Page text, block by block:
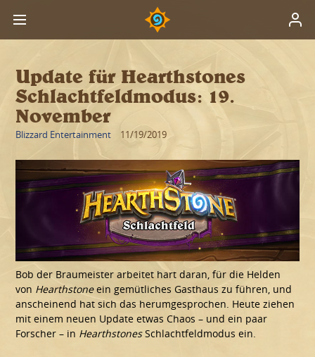
Update für Hearthstones
Schlachtfeldmodus: 19.
November
Blizzard Entertainment 11/19/2019
Bob der Braumeister arbeitet hart daran, für die Helden
von Hearthstoneein gemütliches Gasthaus zu führen, und
anscheinend hat sich das herumgesprochen. Heute ziehen
mit einem neuen Update etwas Chaos – und ein paar
Forscher – in HearthstonesSchlachtfeldmodus ein.